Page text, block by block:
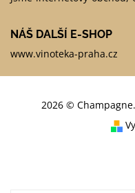
NÁŠ DALŠÍ E-SHOP
www.vinoteka-praha.cz
2026 ©